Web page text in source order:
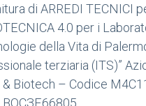
di ARREDI TECNICI
4.0 per i
della Vita di
terziaria (ITS)”
Biotech – Codice